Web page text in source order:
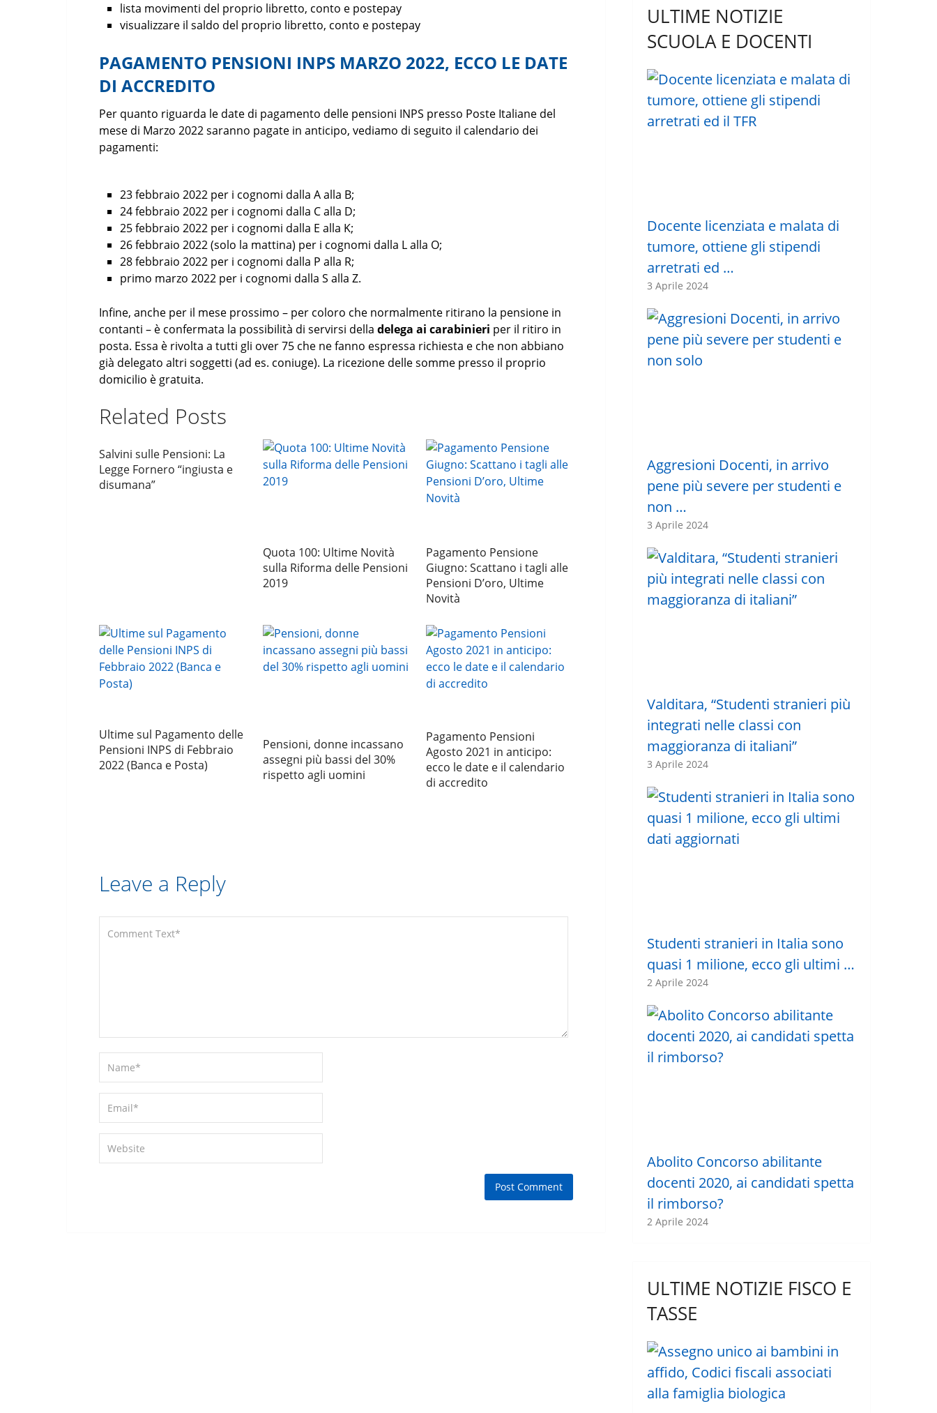
lista movimenti del proprio libretto, conto e postepay
visualizzare il saldo del proprio libretto, conto e postepay
PAGAMENTO PENSIONI INPS MARZO 2022, ECCO LE DATE
DI ACCREDITO
Per quanto riguarda le date di pagamento delle pensioni INPS presso Poste Italiane del
mese di Marzo 2022 saranno pagate in anticipo, vediamo di seguito il calendario dei
pagamenti:
23 febbraio 2022 per i cognomi dalla A alla B;
24 febbraio 2022 per i cognomi dalla C alla D;
25 febbraio 2022 per i cognomi dalla E alla K;
26 febbraio 2022 (solo la mattina) per i cognomi dalla L alla O;
28 febbraio 2022 per i cognomi dalla P alla R;
primo marzo 2022 per i cognomi dalla S alla Z.
Infine, anche per il mese prossimo – per coloro che normalmente ritirano la pensione in
contanti – è confermata la possibilità di servirsi della delega ai carabinieri per il ritiro in
posta. Essa è rivolta a tutti gli over 75 che ne fanno espressa richiesta e che non abbiano
già delegato altri soggetti (ad es. coniuge). La ricezione delle somme presso il proprio
domicilio è gratuita.
Related Posts
Salvini sulle Pensioni: La
Legge Fornero “ingiusta e
disumana”
Quota 100: Ultime Novità
sulla Riforma delle Pensioni
2019
Pagamento Pensione
Giugno: Scattano i tagli alle
Pensioni D’oro, Ultime
Novità
Ultime sul Pagamento delle
Pensioni INPS di Febbraio
2022 (Banca e Posta)
Pensioni, donne incassano
assegni più bassi del 30%
rispetto agli uomini
Pagamento Pensioni
Agosto 2021 in anticipo:
ecco le date e il calendario
di accredito
Leave a Reply
ULTIME NOTIZIE
SCUOLA E DOCENTI
Docente licenziata e malata di
tumore, ottiene gli stipendi
arretrati ed …
3 Aprile 2024
Aggresioni Docenti, in arrivo
pene più severe per studenti e
non …
3 Aprile 2024
Valditara, “Studenti stranieri più
integrati nelle classi con
maggioranza di italiani”
3 Aprile 2024
Studenti stranieri in Italia sono
quasi 1 milione, ecco gli ultimi …
2 Aprile 2024
Abolito Concorso abilitante
docenti 2020, ai candidati spetta
il rimborso?
2 Aprile 2024
ULTIME NOTIZIE FISCO E
TASSE